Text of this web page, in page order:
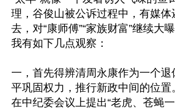
理，谷俊山被公诉过程中，有媒体
去，对“康师傅”“家族财富”继续大
我有如下几点观察：
一，首先得辨清周永康作为一个退
平巩固权力，推行新政中间的位
在中纪委会议上提出“老虎、苍蝇